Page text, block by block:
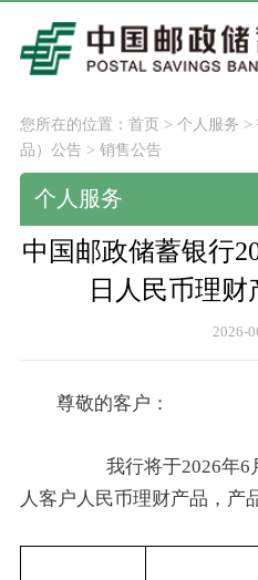
您所在的位置： 首页> 个人服务 >
品）公告 > 销售公告
个人服务
中国邮政储蓄银行
日人民币理
2026-
尊敬的客户：
我行将于2026年6月
人客户人民币理财产品，产